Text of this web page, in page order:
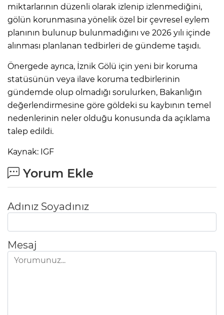
miktarlarının düzenli olarak izlenip izlenmediğini,
gölün korunmasına yönelik özel bir çevresel eylem
planının bulunup bulunmadığını ve 2026 yılı içinde
alınması planlanan tedbirleri de gündeme taşıdı.
Önergede ayrıca, İznik Gölü için yeni bir koruma
statüsünün veya ilave koruma tedbirlerinin
gündemde olup olmadığı sorulurken, Bakanlığın
değerlendirmesine göre göldeki su kaybının temel
nedenlerinin neler olduğu konusunda da açıklama
talep edildi.
Kaynak: IGF
Yorum Ekle
Adınız Soyadınız
Mesaj